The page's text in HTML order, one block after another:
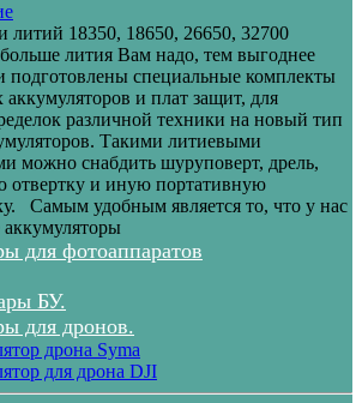
литий 18350, 18650, 26650, 32700
лития Вам надо, тем выгоднее
подготовлены специальные комплекты
и плат защит, для
различной техники на новый тип
Такими литиевыми
можно снабдить шуруповерт, дрель,
отвертку и иную портативную
Самым удобным является то, что у нас
аккумуляторы
для фотоаппаратов
БУ.
для дронов.
дрона Syma
для дрона DJI